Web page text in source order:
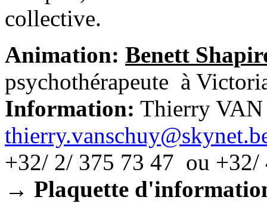
collective.
Animation: Benett
psychothérapeute à
Information: Thierry
+32/ 2/ 375 73 47 ou +32/
→ Plaquette